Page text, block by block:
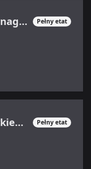
Product Marketing Manager (SaaS) Pełny etat
Wsparcie klienta z językiem francuskim Pełny etat